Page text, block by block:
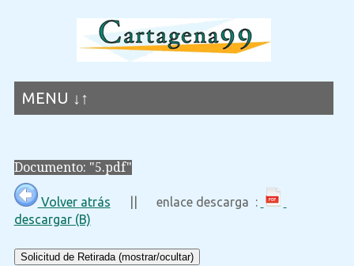
MENU ↓↑
Documento: "5.pdf"
Volver atrás || enlace descarga :
descargar (B)
Solicitud de Retirada (mostrar/ocultar)